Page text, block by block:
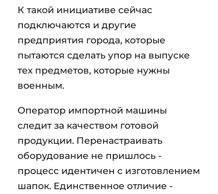
К такой инициативе сейчас
подключаются и другие
предприятия города, которые
пытаются сделать упор на выпуске
тех предметов, которые нужны
военным.
Оператор импортной машины
следит за качеством готовой
продукции. Перенастраивать
оборудование не пришлось -
процесс идентичен с изготовлением
шапок. Единственное отличие -